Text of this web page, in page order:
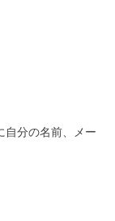
自分の名前、メー